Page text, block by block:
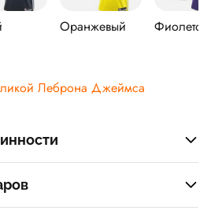
Оранжевый
Леброна Джеймса